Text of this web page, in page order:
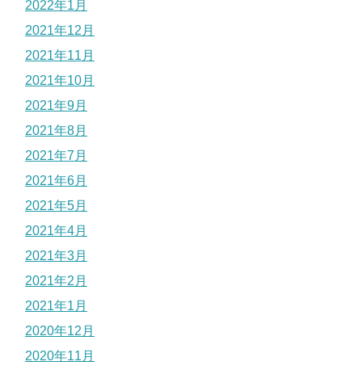
2022年1月
2021年12月
2021年11月
2021年10月
2021年9月
2021年8月
2021年7月
2021年6月
2021年5月
2021年4月
2021年3月
2021年2月
2021年1月
2020年12月
2020年11月